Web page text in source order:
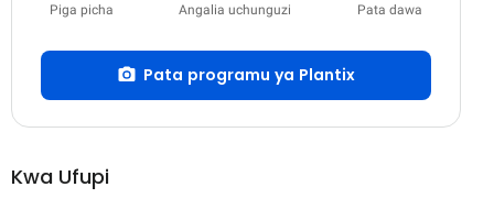
Piga picha Angalia uchunguzi Pata dawa
Pata programu ya Plantix
Kwa Ufupi